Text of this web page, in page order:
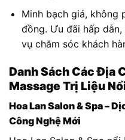
Minh bạch giá, không
đồng. Ưu đãi hấp
vụ chăm sóc khách
Danh Sách Các Địa
Massage Trị Liệu
Hoa Lan Salon & Spa –
Công Nghệ Mới